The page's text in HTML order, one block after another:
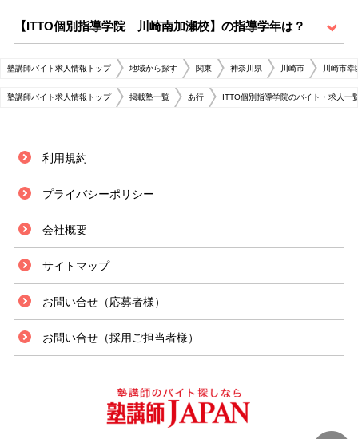
【ITTO個別指導学院 川崎南加瀬校】の指導学年は？
塾講師バイト求人情報トップ 地域から探す 関東 神奈川県 川崎市 川崎市幸
塾講師バイト求人情報トップ 掲載塾一覧 あ行 ITTO個別指導学院のバイト・求人一
利用規約
プライバシーポリシー
会社概要
サイトマップ
お問い合せ（応募者様）
お問い合せ（採用ご担当者様）